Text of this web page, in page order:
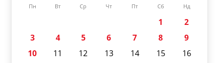
Пн Вт Ср Чт Пт Сб Нд
1
2
3
4 5 6 7 8
9
10
11 12 13 14 15
16